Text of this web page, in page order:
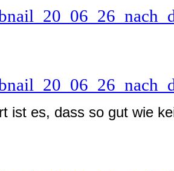
ist es, dass so gut wie